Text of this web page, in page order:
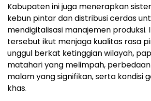
Kabupaten ini juga menerapkan
kebun pintar dan distribusi cerdas
mendigitalisasi manajemen produksi.
tersebut ikut menjaga kualitas rasa
unggul berkat ketinggian wilayah,
matahari yang melimpah, perbedaan
malam yang signifikan, serta kondisi
khas.